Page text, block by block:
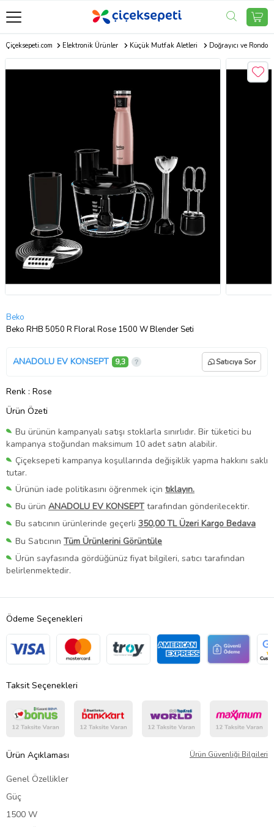
Çiçeksepeti.com Elektronik Ürünler Küçük Mutfak Aletleri Doğrayıcı ve Rondo
Beko
Beko RHB 5050 R Floral Rose 1500 W Blender Seti
ANADOLU EV KONSEPT 9,3 Satıcıya Sor
Renk : Rose
Ürün Özeti
Bu ürünün kampanyalı satışı stoklarla sınırlıdır. Bir tüketici bu
kampanya stoğundan maksimum 10 adet satın alabilir.
Çiçeksepeti kampanya koşullarında değişiklik yapma hakkını saklı
tutar.
Ürünün iade politikasını öğrenmek için tıklayın.
Bu ürün ANADOLU EV KONSEPT tarafından gönderilecektir.
Bu satıcının ürünlerinde geçerli 350,00 TL Üzeri Kargo Bedava
Bu Satıcının Tüm Ürünlerini Görüntüle
Ürün sayfasında gördüğünüz fiyat bilgileri, satıcı tarafından
belirlenmektedir.
Ödeme Seçenekleri
Taksit Seçenekleri
Ürün Açıklaması Ürün Güvenliği Bilgileri
Genel Özellikler
Güç
1500 W